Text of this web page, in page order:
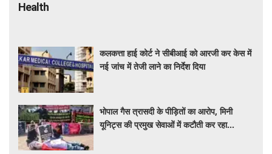
Health
कलकत्ता हाई कोर्ट ने सीबीआई को आरजी कर केस में
नई जांच में तेजी लाने का निर्देश दिया
भोपाल गैस त्रासदी के पीड़ितों का आरोप, मिनी
यूनिट्स की प्रमुख सेवाओं में कटौती कर रहा